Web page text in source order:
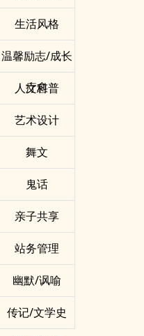
生活风格
温馨励志/成长
疗愈
人文科普
艺术设计
舞文
鬼话
亲子共享
站务管理
幽默/讽喻
传记/文学史